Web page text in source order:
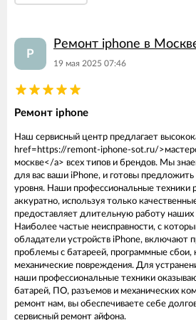
Р
Ремонт iphone в
19 мая 2025 07:46
Ремонт iphone
Наш сервисный центр предлагает
href=https://remont-iphone-sot.ru/
москве</a> всех типов и брендов. Мы
для вас ваши iPhone, и готовы предложить
уровня. Наши профессиональные техники
аккуратно, используя только
предоставляет длительную работу наших
Наиболее частые неисправности, с
обладатели устройств iPhone, включают
проблемы с батареей, программные
механические повреждения. Для
наши профессиональные техники
батарей, ПО, разъемов и механических
ремонт нам, вы обеспечиваете себе
сервисный ремонт айфона.